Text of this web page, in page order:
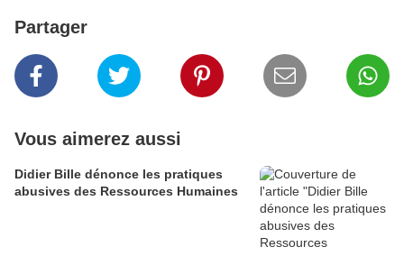
Partager
Vous aimerez aussi
Didier Bille dénonce les pratiques
abusives des Ressources Humaines